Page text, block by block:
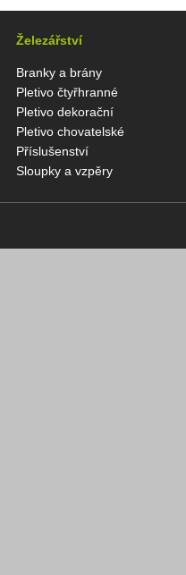
Železářství
Branky a brány
Pletivo čtyřhranné
Pletivo dekorační
Pletivo chovatelské
Příslušenství
Sloupky a vzpěry